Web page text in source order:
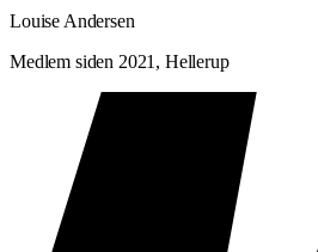
Louise Andersen
Medlem siden 2021, Hellerup